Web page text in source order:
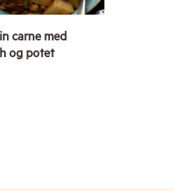
carne med
og potet